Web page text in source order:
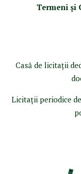
Termeni şi
Casă de licitaţii
Licitaţii periodice